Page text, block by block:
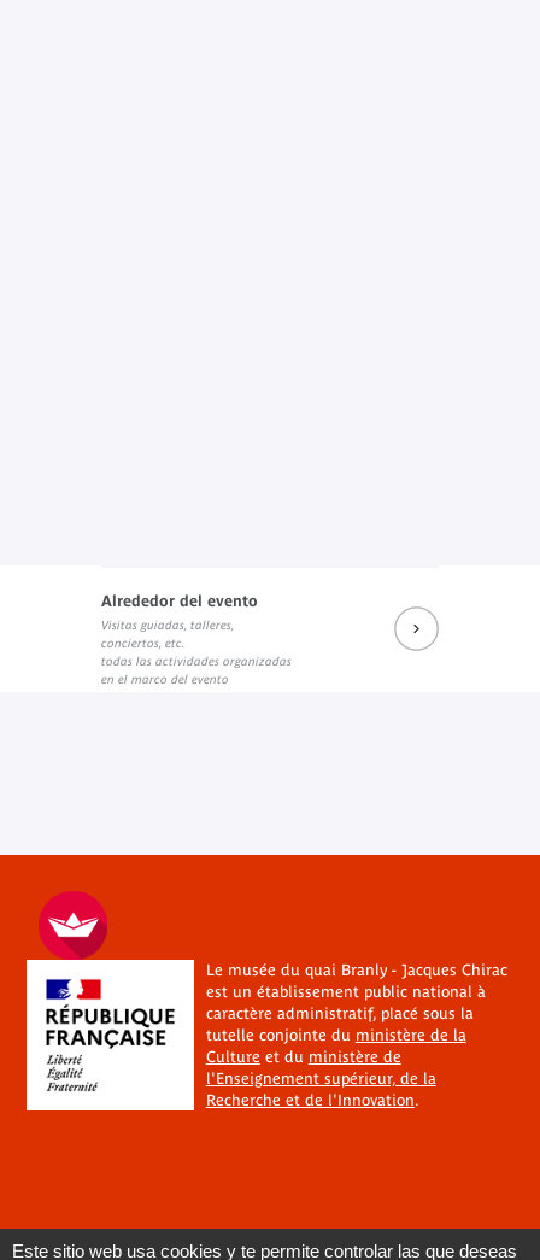
Alrededor del evento
Visitas guiadas, talleres,
conciertos, etc.
todas las actividades organizadas
en el marco del evento
Le musée du quai Branly - Jacques Chirac
est un établissement public national à
caractère administratif, placé sous la
tutelle conjointe du ministère de la
Cultureet du ministère de
l'Enseignement supérieur, de la
Recherche et de l'Innovation.
Este sitio web usa cookies y te permite controlar las que deseas